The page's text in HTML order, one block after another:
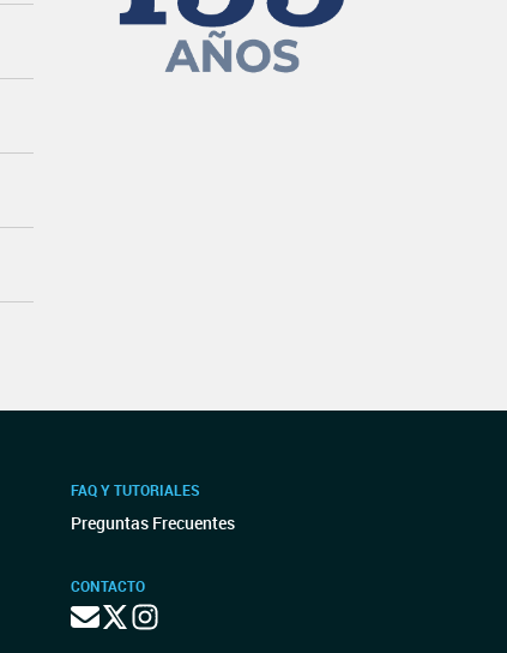
FAQ Y TUTORIALES
Preguntas Frecuentes
CONTACTO